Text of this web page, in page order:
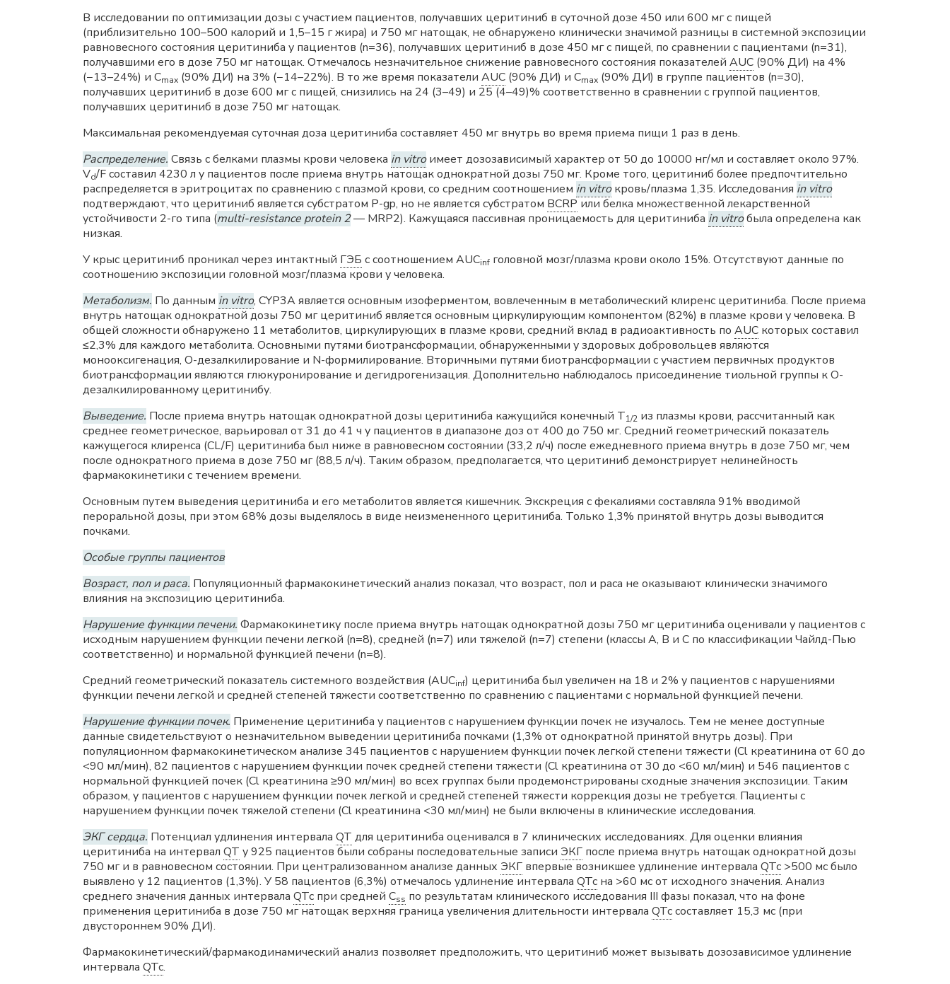
В исследовании по оптимизации дозы с участием пациентов, получавших церитиниб в суточной дозе 450 или 600 мг с пищей
(приблизительно 100–500 калорий и 1,5–15 г жира) и 750 мг натощак, не обнаружено клинически значимой разницы в системной экспозиции
равновесного состояния церитиниба у пациентов (n=36), получавших церитиниб в дозе 450 мг с пищей, по сравнении с пациентами (n=31),
получавшими его в дозе 750 мг натощак. Отмечалось незначительное снижение равновесного состояния показателей AUC (90% ДИ) на 4%
(−13–24%) и Сmах (90% ДИ) на 3% (−14–22%). В то же время показатели AUC (90% ДИ) и Сmах (90% ДИ) в группе пациентов (n=30),
получавших церитиниб в дозе 600 мг с пищей, снизились на 24 (3–49) и 25 (4–49)% соответственно в сравнении с группой пациентов,
получавших церитиниб в дозе 750 мг натощак.
Максимальная рекомендуемая суточная доза церитиниба составляет 450 мг внутрь во время приема пищи 1 раз в день.
Распределение. Связь с белками плазмы крови человека in vitroимеет дозозависимый характер от 50 до 10000 нг/мл и составляет около 97%.
Vd/F составил 4230 л у пациентов после приема внутрь натощак однократной дозы 750 мг. Кроме того, церитиниб более предпочтительно
распределяется в эритроцитах по сравнению с плазмой крови, со средним соотношением in vitroкровь/плазма 1,35. Исследования in vitro
подтверждают, что церитиниб является субстратом Р-gp, но не является субстратом BCRP или белка множественной лекарственной
устойчивости 2-го типа (multi-resistance protein 2— MRP2). Кажущаяся пассивная проницаемость для церитиниба in vitroбыла определена как
низкая.
У крыс церитиниб проникал через интактный ГЭБ с соотношением AUCinf головной мозг/плазма крови около 15%. Отсутствуют данные по
соотношению экспозиции головной мозг/плазма крови у человека.
Метаболизм. По данным in vitro, CYP3A является основным изоферментом, вовлеченным в метаболический клиренс церитиниба. После приема
внутрь натощак однократной дозы 750 мг церитиниб является основным циркулирующим компонентом (82%) в плазме крови у человека. В
общей сложности обнаружено 11 метаболитов, циркулирующих в плазме крови, средний вклад в радиоактивность по AUC которых составил
≤2,3% для каждого метаболита. Основными путями биотрансформации, обнаруженными у здоровых добровольцев являются
монооксигенация, О-дезалкилирование и N-формилирование. Вторичными путями биотрансформации с участием первичных продуктов
биотрансформации являются глюкуронирование и дегидрогенизация. Дополнительно наблюдалось присоединение тиольной группы к О-
дезалкилированному церитинибу.
Выведение. После приема внутрь натощак однократной дозы церитиниба кажущийся конечный Т1/2 из плазмы крови, рассчитанный как
среднее геометрическое, варьировал от 31 до 41 ч у пациентов в диапазоне доз от 400 до 750 мг. Средний геометрический показатель
кажущегося клиренса (CL/F) церитиниба был ниже в равновесном состоянии (33,2 л/ч) после ежедневного приема внутрь в дозе 750 мг, чем
после однократного приема в дозе 750 мг (88,5 л/ч). Таким образом, предполагается, что церитиниб демонстрирует нелинейность
фармакокинетики с течением времени.
Основным путем выведения церитиниба и его метаболитов является кишечник. Экскреция с фекалиями составляла 91% вводимой
пероральной дозы, при этом 68% дозы выделялось в виде неизмененного церитиниба. Только 1,3% принятой внутрь дозы выводится
почками.
Особые группы пациентов
Возраст, пол и раса. Популяционный фармакокинетический анализ показал, что возраст, пол и раса не оказывают клинически значимого
влияния на экспозицию церитиниба.
Нарушение функции печени. Фармакокинетику после приема внутрь натощак однократной дозы 750 мг церитиниба оценивали у пациентов с
исходным нарушением функции печени легкой (n=8), средней (n=7) или тяжелой (n=7) степени (классы А, В и С по классификации Чайлд-Пью
соответственно) и нормальной функцией печени (n=8).
Средний геометрический показатель системного воздействия (AUCinf) церитиниба был увеличен на 18 и 2% у пациентов с нарушениями
функции печени легкой и средней степеней тяжести соответственно по сравнению с пациентами с нормальной функцией печени.
Нарушение функции почек. Применение церитиниба у пациентов с нарушением функции почек не изучалось. Тем не менее доступные
данные свидетельствуют о незначительном выведении церитиниба почками (1,3% от однократной принятой внутрь дозы). При
популяционном фармакокинетическом анализе 345 пациентов с нарушением функции почек легкой степени тяжести (Cl креатинина от 60 до
<90 мл/мин), 82 пациентов с нарушением функции почек средней степени тяжести (Cl креатинина от 30 до <60 мл/мин) и 546 пациентов с
нормальной функцией почек (Cl креатинина ≥90 мл/мин) во всех группах были продемонстрированы сходные значения экспозиции. Таким
образом, у пациентов с нарушением функции почек легкой и средней степеней тяжести коррекция дозы не требуется. Пациенты с
нарушением функции почек тяжелой степени (Cl креатинина <30 мл/мин) не были включены в клинические исследования.
ЭКГ сердца. Потенциал удлинения интервала QT для церитиниба оценивался в 7 клинических исследованиях. Для оценки влияния
церитиниба на интервал QT у 925 пациентов были собраны последовательные записи ЭКГ после приема внутрь натощак однократной дозы
750 мг и в равновесном состоянии. При централизованном анализе данных ЭКГ впервые возникшее удлинение интервала QTc >500 мс было
выявлено у 12 пациентов (1,3%). У 58 пациентов (6,3%) отмечалось удлинение интервала QTc на >60 мс от исходного значения. Анализ
среднего значения данных интервала QTc при средней Css по результатам клинического исследования III фазы показал, что на фоне
применения церитиниба в дозе 750 мг натощак верхняя граница увеличения длительности интервала QTcсоставляет 15,3 мс (при
двустороннем 90% ДИ).
Фармакокинетический/фармакодинамический анализ позволяет предположить, что церитиниб может вызывать дозозависимое удлинение
интервала QTc.